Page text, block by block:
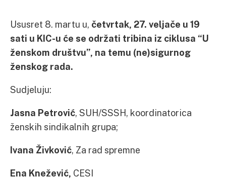
Ususret 8. martu u, četvrtak, 27. veljače u 19
sati u KIC-u će se održati tribina iz ciklusa “U
ženskom društvu”, na temu (ne)sigurnog
ženskog rada.
Sudjeluju:
Jasna Petrović, SUH/SSSH, koordinatorica
ženskih sindikalnih grupa;
Ivana Živković, Za rad spremne
Ena Knežević, CESI